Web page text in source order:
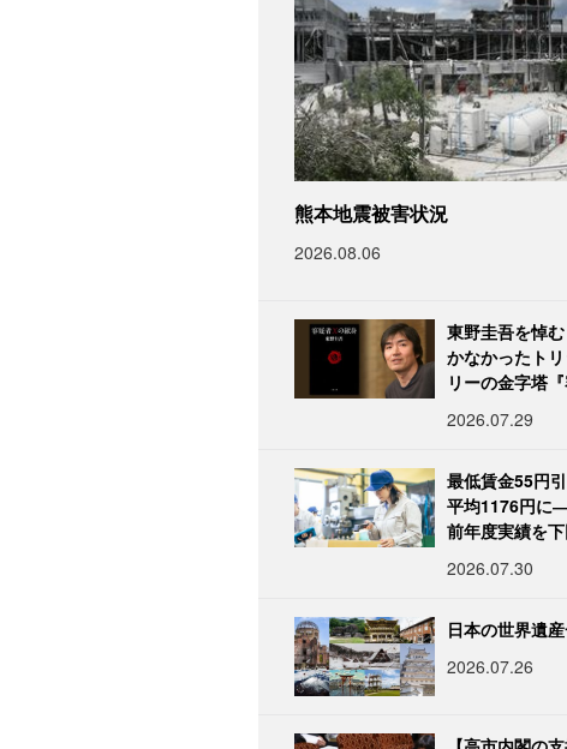
熊本地震被害状況
2026.08.06
東野圭吾を悼
かなかったト
リーの金字塔
2026.07.29
最低賃金55円
平均1176円に
前年度実績を
2026.07.30
日本の世界遺
2026.07.26